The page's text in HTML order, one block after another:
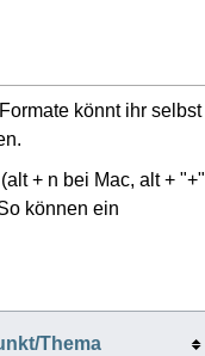
könnt ihr selbst
(alt + n bei Mac, alt + "+"
können ein
Thema